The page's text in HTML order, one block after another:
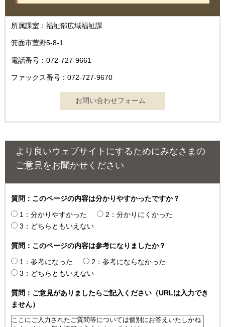
所属課室：福祉部広域福祉課
箕面市萱野5-8-1
電話番号：072-727-9661
ファックス番号：072-727-9670
より良いウェブサイトにするためにみなさまの
ご意見をお聞かせください
質問：このページの内容は分かりやすかったですか？
1：分かりやすかった
2：分かりにくかった
3：どちらともいえない
質問：このページの内容は参考になりましたか？
1：参考になった
2：参考にならなかった
3：どちらともいえない
質問：ご意見がありましたらご記入ください（URLは入力でき
ません）